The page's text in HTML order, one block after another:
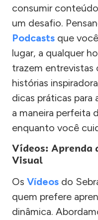
consumir
um desafio.
Podcasts que
lugar, a qualquer
trazem entrevistas
histórias
dicas práticas para
a maneira perfeita
enquanto você
Vídeos: Aprenda
Visual
Os Vídeos do
quem prefere
dinâmica.